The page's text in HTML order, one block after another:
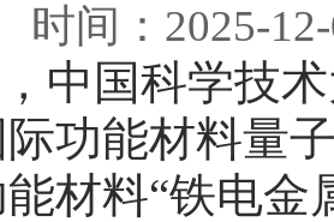
时间：2025-
中国科学技
功能材料量
材料“铁电金